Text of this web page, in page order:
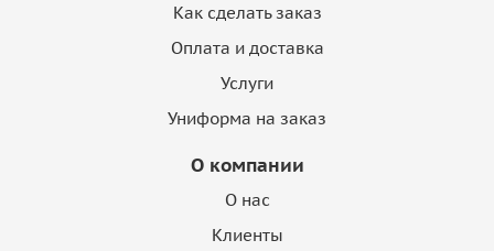
Как сделать заказ
Оплата и доставка
Услуги
Униформа на заказ
О компании
О нас
Клиенты